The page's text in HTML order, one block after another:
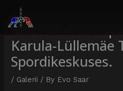
GALERII:
Karula-Lüllemäe
Spordikeskuses.
/ Galerii / By Evo Saar